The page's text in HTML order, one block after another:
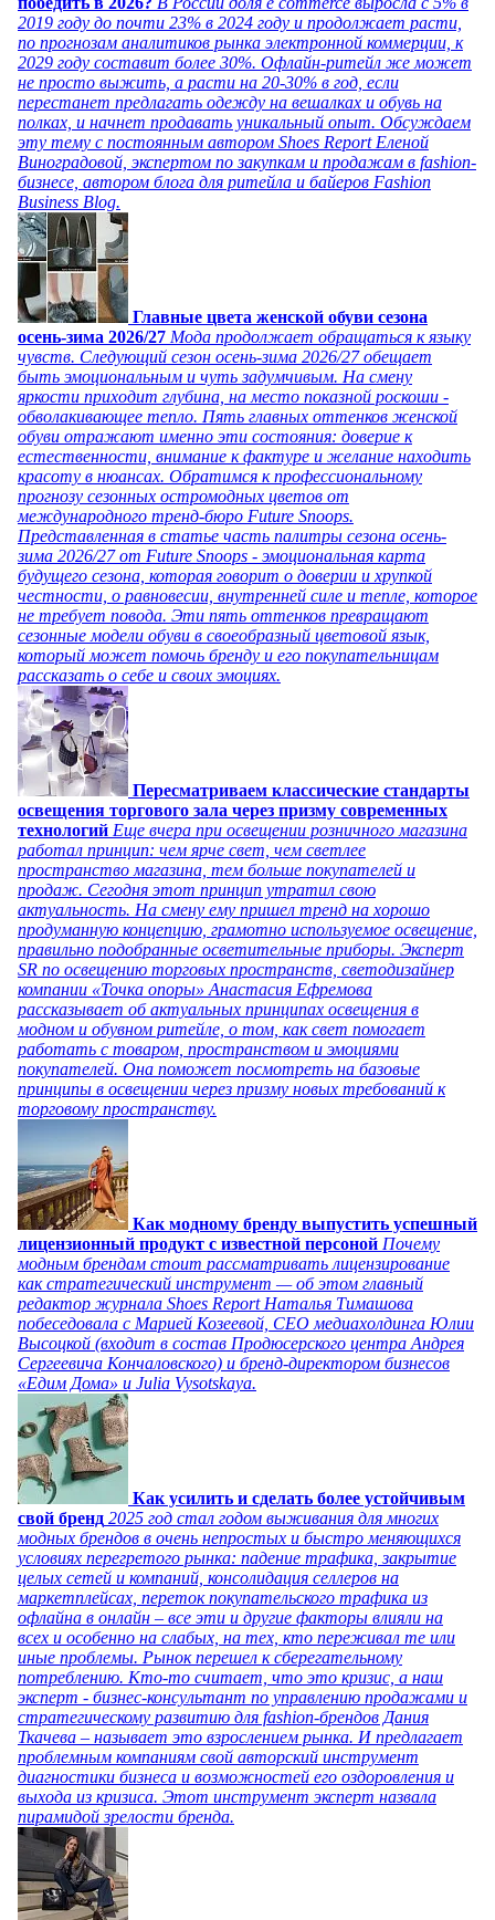
2019 году до почти 23% в 2024 году и продолжает расти,
по прогнозам аналитиков рынка электронной коммерции, к
2029 году составит более 30%. Офлайн-ритейл же может
не просто выжить, а расти на 20-30% в год, если
перестанет предлагать одежду на вешалках и обувь на
полках, и начнет продавать уникальный опыт. Обсуждаем
эту тему с постоянным автором Shoes Report Еленой
Виноградовой, экспертом по закупкам и продажам в fashion-
бизнесе, автором блога для ритейла и байеров Fashion
Business Blog.
Главные цвета женской обуви сезона
осень-зима 2026/27 Мода продолжает обращаться к языку
чувств. Следующий сезон осень-зима 2026/27 обещает
быть эмоциональным и чуть задумчивым. На смену
яркости приходит глубина, на место показной роскоши -
обволакивающее тепло. Пять главных оттенков женской
обуви отражают именно эти состояния: доверие к
естественности, внимание к фактуре и желание находить
красоту в нюансах. Обратимся к профессиональному
прогнозу сезонных остромодных цветов от
международного тренд-бюро Future Snoops.
Представленная в статье часть палитры сезона осень-
зима 2026/27 от Future Snoops - эмоциональная карта
будущего сезона, которая говорит о доверии и хрупкой
честности, о равновесии, внутренней силе и тепле, которое
не требует повода. Эти пять оттенков превращают
сезонные модели обуви в своеобразный цветовой язык,
который может помочь бренду и его покупательницам
рассказать о себе и своих эмоциях.
Пересматриваем классические стандарты
освещения торгового зала через призму современных
технологий Еще вчера при освещении розничного магазина
работал принцип: чем ярче свет, чем светлее
пространство магазина, тем больше покупателей и
продаж. Сегодня этот принцип утратил свою
актуальность. На смену ему пришел тренд на хорошо
продуманную концепцию, грамотно используемое освещение,
правильно подобранные осветительные приборы. Эксперт
SR по освещению торговых пространств, светодизайнер
компании «Точка опоры» Анастасия Ефремова
рассказывает об актуальных принципах освещения в
модном и обувном ритейле, о том, как свет помогает
работать с товаром, пространством и эмоциями
покупателей. Она поможет посмотреть на базовые
принципы в освещении через призму новых требований к
торговому пространству.
Как модному бренду выпустить успешный
лицензионный продукт с известной персоной Почему
модным брендам стоит рассматривать лицензирование
как стратегический инструмент — об этом главный
редактор журнала Shoes Report Наталья Тимашова
побеседовала с Марией Козеевой, СЕО медиахолдинга Юлии
Высоцкой (входит в состав Продюсерского центра Андрея
Сергеевича Кончаловского) и бренд-директором бизнесов
«Едим Дома» и Julia Vysotskaya.
Как усилить и сделать более устойчивым
свой бренд 2025 год стал годом выживания для многих
модных брендов в очень непростых и быстро меняющихся
условиях перегретого рынка: падение трафика, закрытие
целых сетей и компаний, консолидация селлеров на
маркетплейсах, переток покупательского трафика из
офлайна в онлайн – все эти и другие факторы влияли на
всех и особенно на слабых, на тех, кто переживал те или
иные проблемы. Рынок перешел к сберегательному
потреблению. Кто-то считает, что это кризис, а наш
эксперт - бизнес-консультант по управлению продажами и
стратегическому развитию для fashion-брендов Дания
Ткачева – называет это взрослением рынка. И предлагает
проблемным компаниям свой авторский инструмент
диагностики бизнеса и возможностей его оздоровления и
выхода из кризиса. Этот инструмент эксперт назвала
пирамидой зрелости бренда.